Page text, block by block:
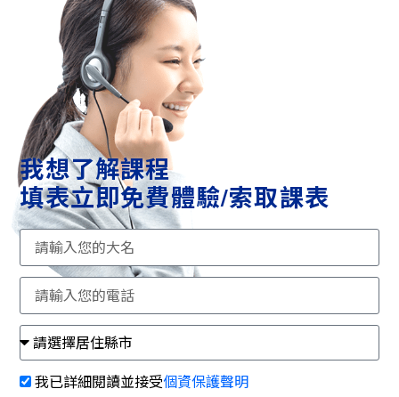
我想了解課程
填表立即免費體驗/索取課表
我已詳細閱讀並接受個資保護聲明